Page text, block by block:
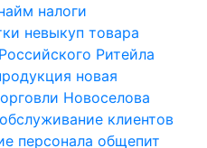
налоги
невыкуп товара
Ритейла
новая
Новоселова
обслуживание клиентов
персонала общепит